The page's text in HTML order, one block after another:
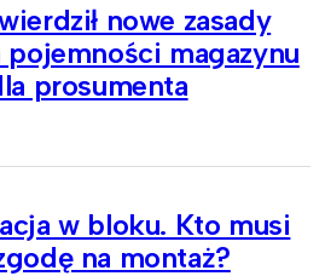
nowe zasady
pojemności magazynu
prosumenta
w bloku. Kto musi
na montaż?